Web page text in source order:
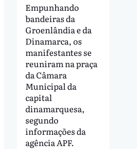
Empunhando
bandeiras da
Groenlândia e da
Dinamarca, os
manifestantes se
reuniram na praça
da Câmara
Municipal da
capital
dinamarquesa,
segundo
informações da
agência APF.